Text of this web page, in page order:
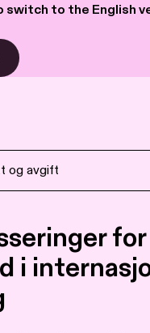
switch to the English
og avgift
for
i